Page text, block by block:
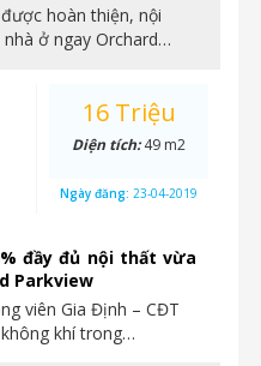
hoàn thiện, nội
ở ngay Orchard…
đầy đủ nội thất vừa
Parkview
viên Gia Định – CĐT
khí trong…
16 Triệu
Diện tích:49 m2
Ngày đăng: 23-04-2019